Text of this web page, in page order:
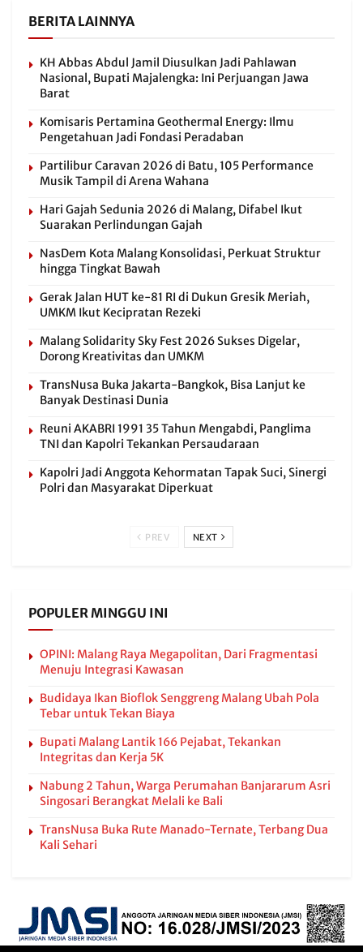
BERITA LAINNYA
KH Abbas Abdul Jamil Diusulkan Jadi Pahlawan
Nasional, Bupati Majalengka: Ini Perjuangan Jawa
Barat
Komisaris Pertamina Geothermal Energy: Ilmu
Pengetahuan Jadi Fondasi Peradaban
Partilibur Caravan 2026 di Batu, 105 Performance
Musik Tampil di Arena Wahana
Hari Gajah Sedunia 2026 di Malang, Difabel Ikut
Suarakan Perlindungan Gajah
NasDem Kota Malang Konsolidasi, Perkuat Struktur
hingga Tingkat Bawah
Gerak Jalan HUT ke-81 RI di Dukun Gresik Meriah,
UMKM Ikut Kecipratan Rezeki
Malang Solidarity Sky Fest 2026 Sukses Digelar,
Dorong Kreativitas dan UMKM
TransNusa Buka Jakarta-Bangkok, Bisa Lanjut ke
Banyak Destinasi Dunia
Reuni AKABRI 1991 35 Tahun Mengabdi, Panglima
TNI dan Kapolri Tekankan Persaudaraan
Kapolri Jadi Anggota Kehormatan Tapak Suci, Sinergi
Polri dan Masyarakat Diperkuat
PREV NEXT
POPULER MINGGU INI
OPINI: Malang Raya Megapolitan, Dari Fragmentasi
Menuju Integrasi Kawasan
Budidaya Ikan Bioflok Senggreng Malang Ubah Pola
Tebar untuk Tekan Biaya
Bupati Malang Lantik 166 Pejabat, Tekankan
Integritas dan Kerja 5K
Nabung 2 Tahun, Warga Perumahan Banjararum Asri
Singosari Berangkat Melali ke Bali
TransNusa Buka Rute Manado-Ternate, Terbang Dua
Kali Sehari